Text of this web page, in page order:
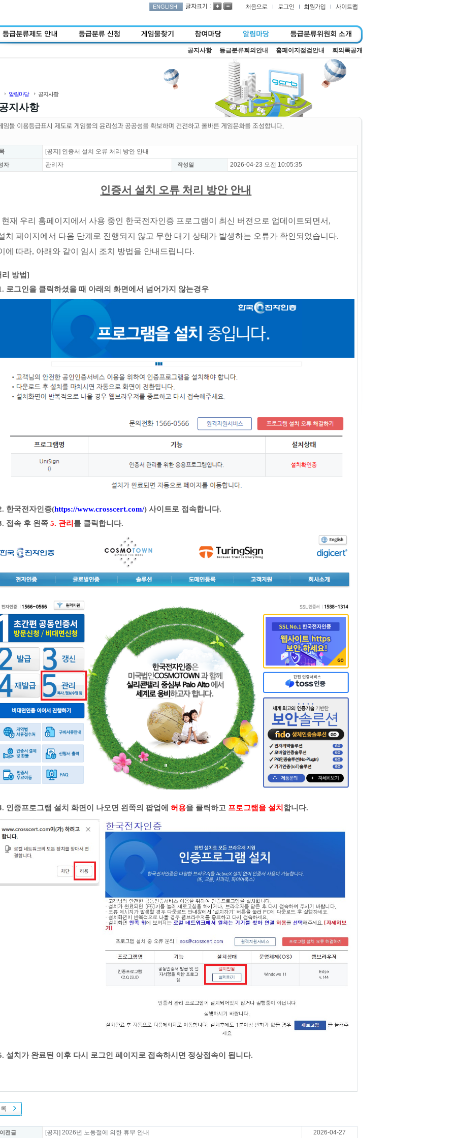
ENGLISH :
공지사항 등급분류회의안내 홈페이지점검안내 회의록공개
알림마당 공지사항
지사항
[공지] 인증서 설치 오류 처리 방안 안내
자 관리자 작성일 2026-04-23 오전 10:05:35
인증서 설치 오류 처리 방안 안내
재 우리 홈페이지에서 사용 중인 한국전자인증 프로그램이 최신 버전으로 업데이트되면서,
치 페이지에서 다음 단계로 진행되지 않고 무한 대기 상태가 발생하는 오류가 확인되었습니다.
에 따라, 아래와 같이 임시 조치 방법을 안내드립니다.
방법]
로그인을 클릭하셨을 때 아래의 화면에서 넘어가지 않는경우
한국전자인증(https://www.crosscert.com/) 사이트로 접속합니다.
접속 후 왼쪽 5. 관리 를 클릭합니다.
인증프로그램 설치 화면이 나오면 왼쪽의 팝업에 허용을 클릭하고 프로그램을 설치 합니다.
. 설치가 완료된 이후 다시 로그인 페이지로 접속하시면 정상접속이 됩니다.
전글 [공지] 2026년 노동절에 의한 휴무 안내 2026-04-27